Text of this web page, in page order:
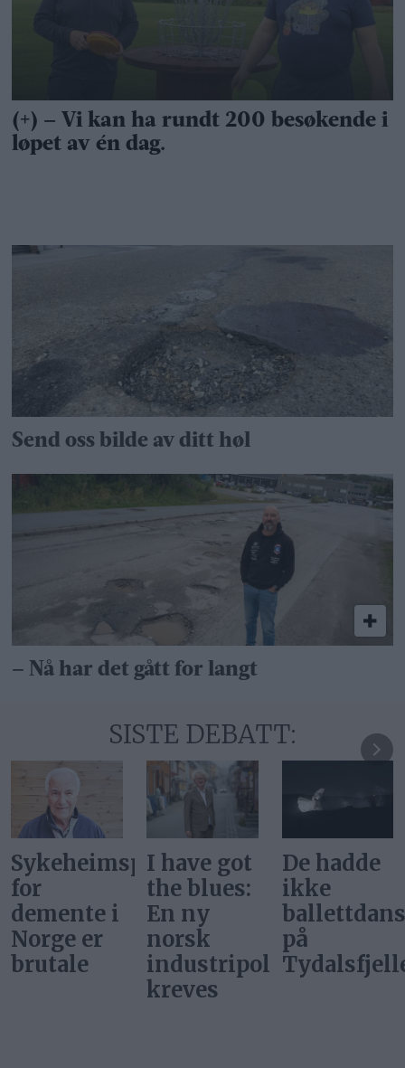
Send oss bilde av ditt høl
– Nå har det gått for langt
SISTE DEBATT:
De hadde
ikke
ballettdansere
på
Tydalsfjellet
Vi kan
ikke møte
alle nye
nærings­
initiativer
med «ja,
Svar på
«Gi alle
barn en
rettferdig
start»